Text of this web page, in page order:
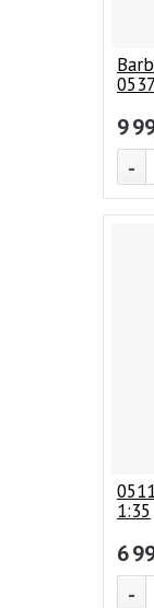
9
-
1:35
6
-